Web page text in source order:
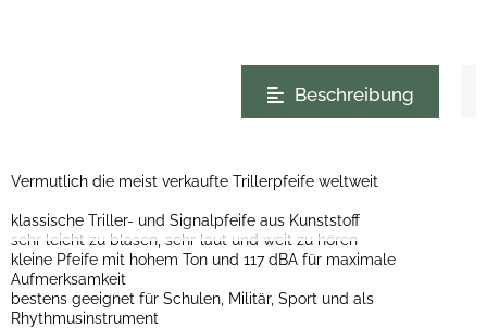
Beschreibung
Vermutlich die meist verkaufte Trillerpfeife weltweit
klassische Triller- und Signalpfeife aus Kunststoff
sehr leicht zu blasen, sehr laut und weit zu hören
kleine Pfeife mit hohem Ton und 117 dBA für maximale
Aufmerksamkeit
bestens geeignet für Schulen, Militär, Sport und als
Rhythmusinstrument